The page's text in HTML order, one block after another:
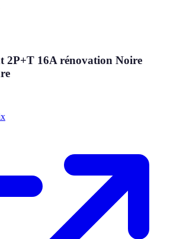
2P+T 16A rénovation Noire